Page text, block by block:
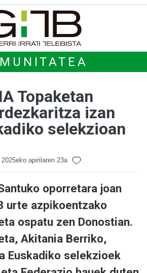
Topaketan
izan
selekzioan
2025eko apirilaren 23a
oporretara joan
urte azpikoentzako
ospatu zen Donostian.
Akitania Berriko,
Euskadiko selekzioek